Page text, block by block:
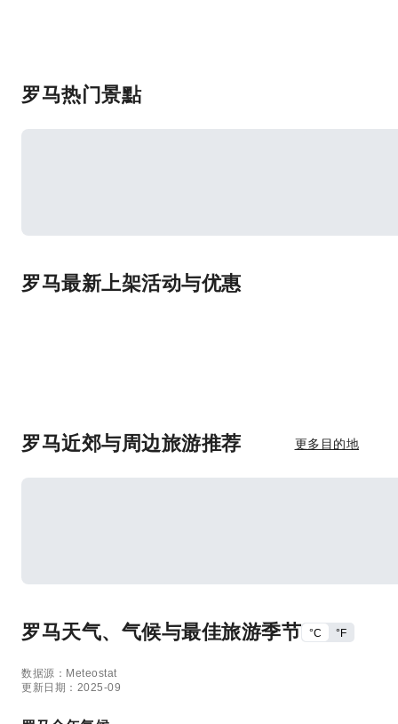
罗马热门景點
罗马最新上架活动与优惠
罗马近郊与周边旅游推荐 更多目的地
罗马天气、气候与最佳旅游季节 °C °F
数据源：Meteostat
更新日期：2025-09